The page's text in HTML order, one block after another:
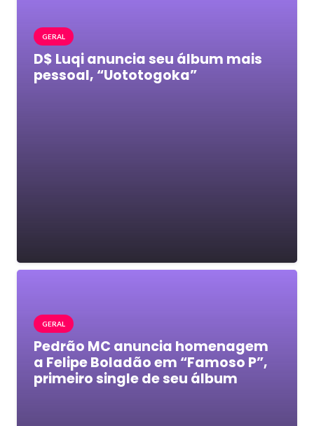
GERAL
D$ Luqi anuncia seu álbum mais
pessoal, “Uototogoka”
GERAL
Pedrão MC anuncia homenagem
a Felipe Boladão em “Famoso P”,
primeiro single de seu álbum